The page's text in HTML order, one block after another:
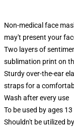
Non-medical face
may't present your
Two layers of
sublimation print on
Sturdy over-the-ear
straps for a
Wash after every use
To be used by ages
Shouldn't be utilized